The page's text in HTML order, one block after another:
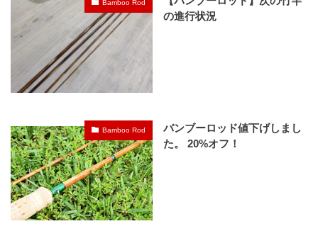
Bamboo Rod
の進行状況
Bamboo Rod
バンブーロッド値下げしまし
た。 20%オフ！